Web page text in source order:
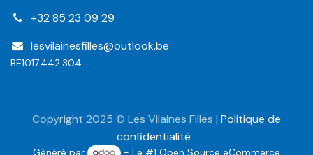
+32 85 23 09 29
lesvilainesfilles@outlook.be
BE1017.442.304
Copyright 2025 © Les Vilaines Filles | Politique de
confidentialité
Généré par - Le #1Open Source eCommerce